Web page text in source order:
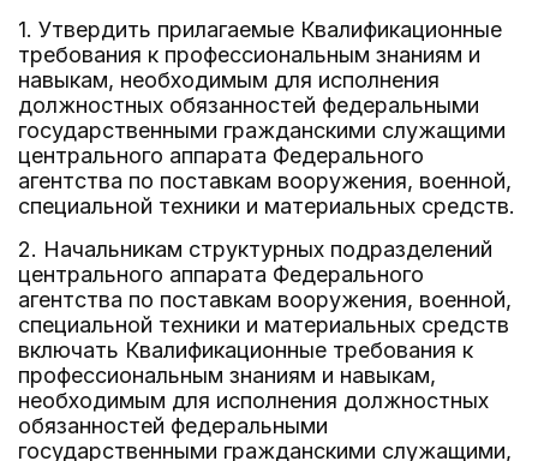
1. Утвердить прилагаемые Квалификационные
требования к профессиональным знаниям и
навыкам, необходимым для исполнения
должностных обязанностей федеральными
государственными гражданскими служащими
центрального аппарата Федерального
агентства по поставкам вооружения, военной,
специальной техники и материальных средств.
2. Начальникам структурных подразделений
центрального аппарата Федерального
агентства по поставкам вооружения, военной,
специальной техники и материальных средств
включать Квалификационные требования к
профессиональным знаниям и навыкам,
необходимым для исполнения должностных
обязанностей федеральными
государственными гражданскими служащими,